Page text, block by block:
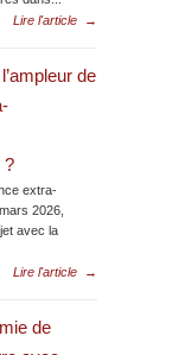
Lire l'article
→
de
?
extra-
2026,
avec la
Lire l'article
→
de